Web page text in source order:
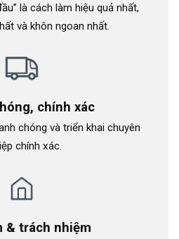
là cách làm hiệu quả nhất,
và khôn ngoan nhất.
chính xác
chóng và triển khai chuyên
chính xác.
& trách nhiệm